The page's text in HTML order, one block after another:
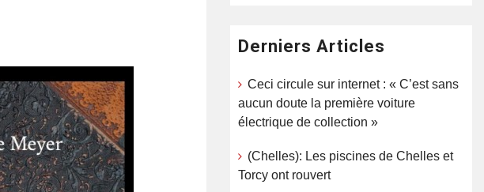
Derniers Articles
Ceci circule sur internet : « C’est sans
aucun doute la première voiture
électrique de collection »
(Chelles): Les piscines de Chelles et
Torcy ont rouvert